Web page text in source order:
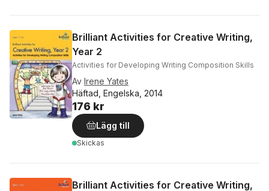
Brilliant Activities for Creative Writing,
Year 2
Activities for Developing Writing Composition Skills
Av Irene Yates
Häftad, Engelska, 2014
176 kr
Lägg till
Skickas
Brilliant Activities for Creative Writing,